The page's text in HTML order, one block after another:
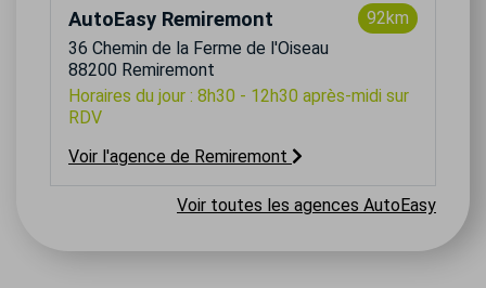
AutoEasy Remiremont
92km
36 Chemin de la Ferme de l'Oiseau
88200 Remiremont
Horaires du jour : 8h30 - 12h30 après-midi sur
RDV
Voir l'agence de Remiremont
Voir toutes les agences AutoEasy